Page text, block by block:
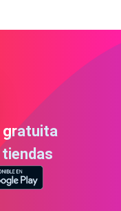
gratuita